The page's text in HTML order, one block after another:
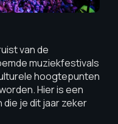
van de
muziekfestivals
hoogtepunten
Hier is een
je dit jaar zeker